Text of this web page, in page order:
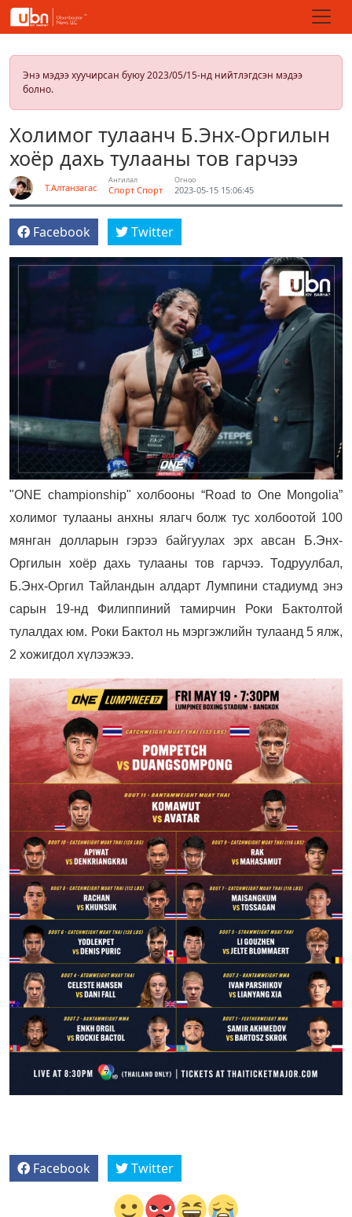
Энэ мэдээ хуучирсан буюу 2023/05/15-нд нийтлэгдсэн мэдээ
болно.
Холимог тулаанч Б.Энх-Оргилын
хоёр дахь тулааны тов гарчээ
Т.Алтанзагас
Ангилал
Спорт Спорт
Огноо
2023-05-15 15:06:45
Facebook Twitter
"ONE championship" холбооны “Road to One Mongolia”
холимог тулааны анхны ялагч болж тус холбоотой 100
мянган долларын гэрээ байгуулах эрх авсан Б.Энх-
Оргилын хоёр дахь тулааны тов гарчээ. Тодруулбал,
Б.Энх-Оргил Тайландын алдарт Лумпини стадиумд энэ
сарын 19-нд Филиппиний тамирчин Роки Бактолтой
тулалдах юм. Роки Бактол нь мэргэжлийн тулаанд 5 ялж,
2 хожигдол хүлээжээ.
Facebook Twitter